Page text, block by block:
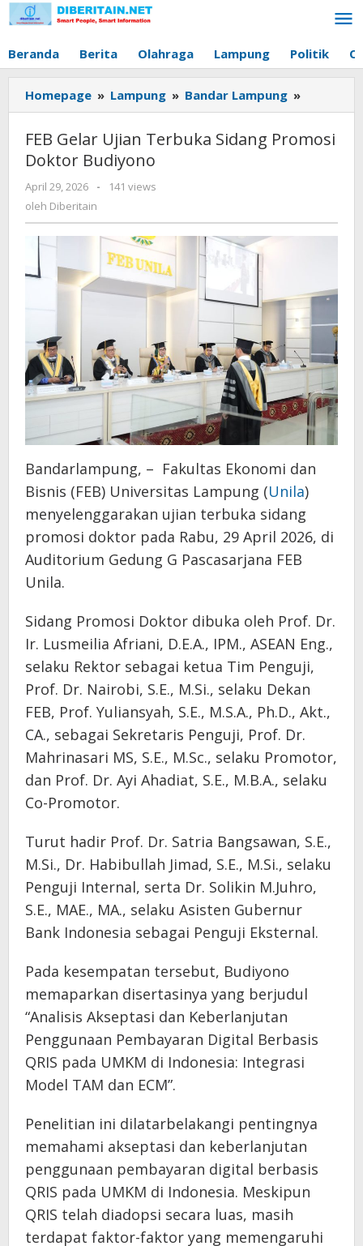
Lewati
ke
Beranda Berita Olahraga Lampung Politik
Homepage » Lampung » Bandar Lampung »
Gelar
Terbuka
Budiyono
FEB Gelar Ujian Terbuka Sidang Promosi
Doktor Budiyono
April 29, 2026
oleh
-
141 views
oleh Diberitain
Bandarlampung, – Fakultas Ekonomi dan
Bisnis (FEB) Universitas Lampung (Unila)
menyelenggarakan ujian terbuka sidang
promosi doktor pada Rabu, 29 April 2026, di
Auditorium Gedung G Pascasarjana FEB
Unila.
Sidang Promosi Doktor dibuka oleh Prof. Dr.
Ir. Lusmeilia Afriani, D.E.A., IPM., ASEAN Eng.,
selaku Rektor sebagai ketua Tim Penguji,
Prof. Dr. Nairobi, S.E., M.Si., selaku Dekan
FEB, Prof. Yuliansyah, S.E., M.S.A., Ph.D., Akt.,
CA., sebagai Sekretaris Penguji, Prof. Dr.
Mahrinasari MS, S.E., M.Sc., selaku Promotor,
dan Prof. Dr. Ayi Ahadiat, S.E., M.B.A., selaku
Co-Promotor.
Turut hadir Prof. Dr. Satria Bangsawan, S.E.,
M.Si., Dr. Habibullah Jimad, S.E., M.Si., selaku
Penguji Internal, serta Dr. Solikin M.Juhro,
S.E., MAE., MA., selaku Asisten Gubernur
Bank Indonesia sebagai Penguji Eksternal.
Pada kesempatan tersebut, Budiyono
memaparkan disertasinya yang berjudul
“Analisis Akseptasi dan Keberlanjutan
Penggunaan Pembayaran Digital Berbasis
QRIS pada UMKM di Indonesia: Integrasi
Model TAM dan ECM”.
Penelitian ini dilatarbelakangi pentingnya
memahami akseptasi dan keberlanjutan
penggunaan pembayaran digital berbasis
QRIS pada UMKM di Indonesia. Meskipun
QRIS telah diadopsi secara luas, masih
terdapat faktor-faktor yang memengaruhi